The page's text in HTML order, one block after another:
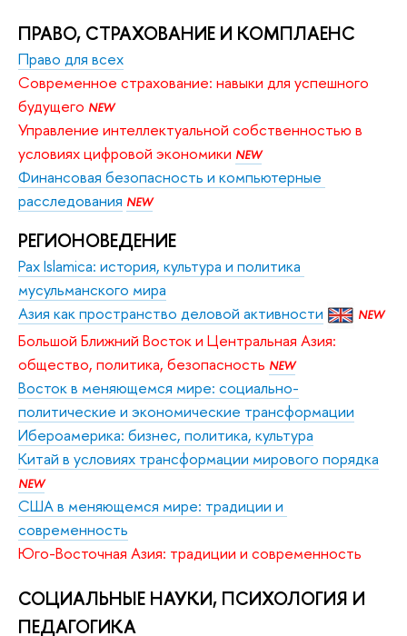
ПРАВО, СТРАХОВАНИЕ И КОМПЛАЕНС
Право для всех
Современное страхование: навыки для успешного
будущего NEW
Управление интеллектуальной собственностью в
условиях цифровой экономики NEW
Финансовая безопасность и компьютерные
расследования NEW
РЕГИОНОВЕДЕНИЕ
Pax Islamica: история, культура и политика
мусульманского мира
Азия как пространство деловой активности
NEW
Большой Ближний Восток и Центральная Азия:
общество, политика, безопасность NEW
Восток в меняющемся мире: социально-
политические и экономические трансформации
Ибероамерика: бизнес, политика, культура
Китай в условиях трансформации мирового порядка
NEW
США в меняющемся мире: традиции и
современность
Юго-Восточная Азия: традиции и современность
СОЦИАЛЬНЫЕ НАУКИ, ПСИХОЛОГИЯ И
ПЕДАГОГИКА